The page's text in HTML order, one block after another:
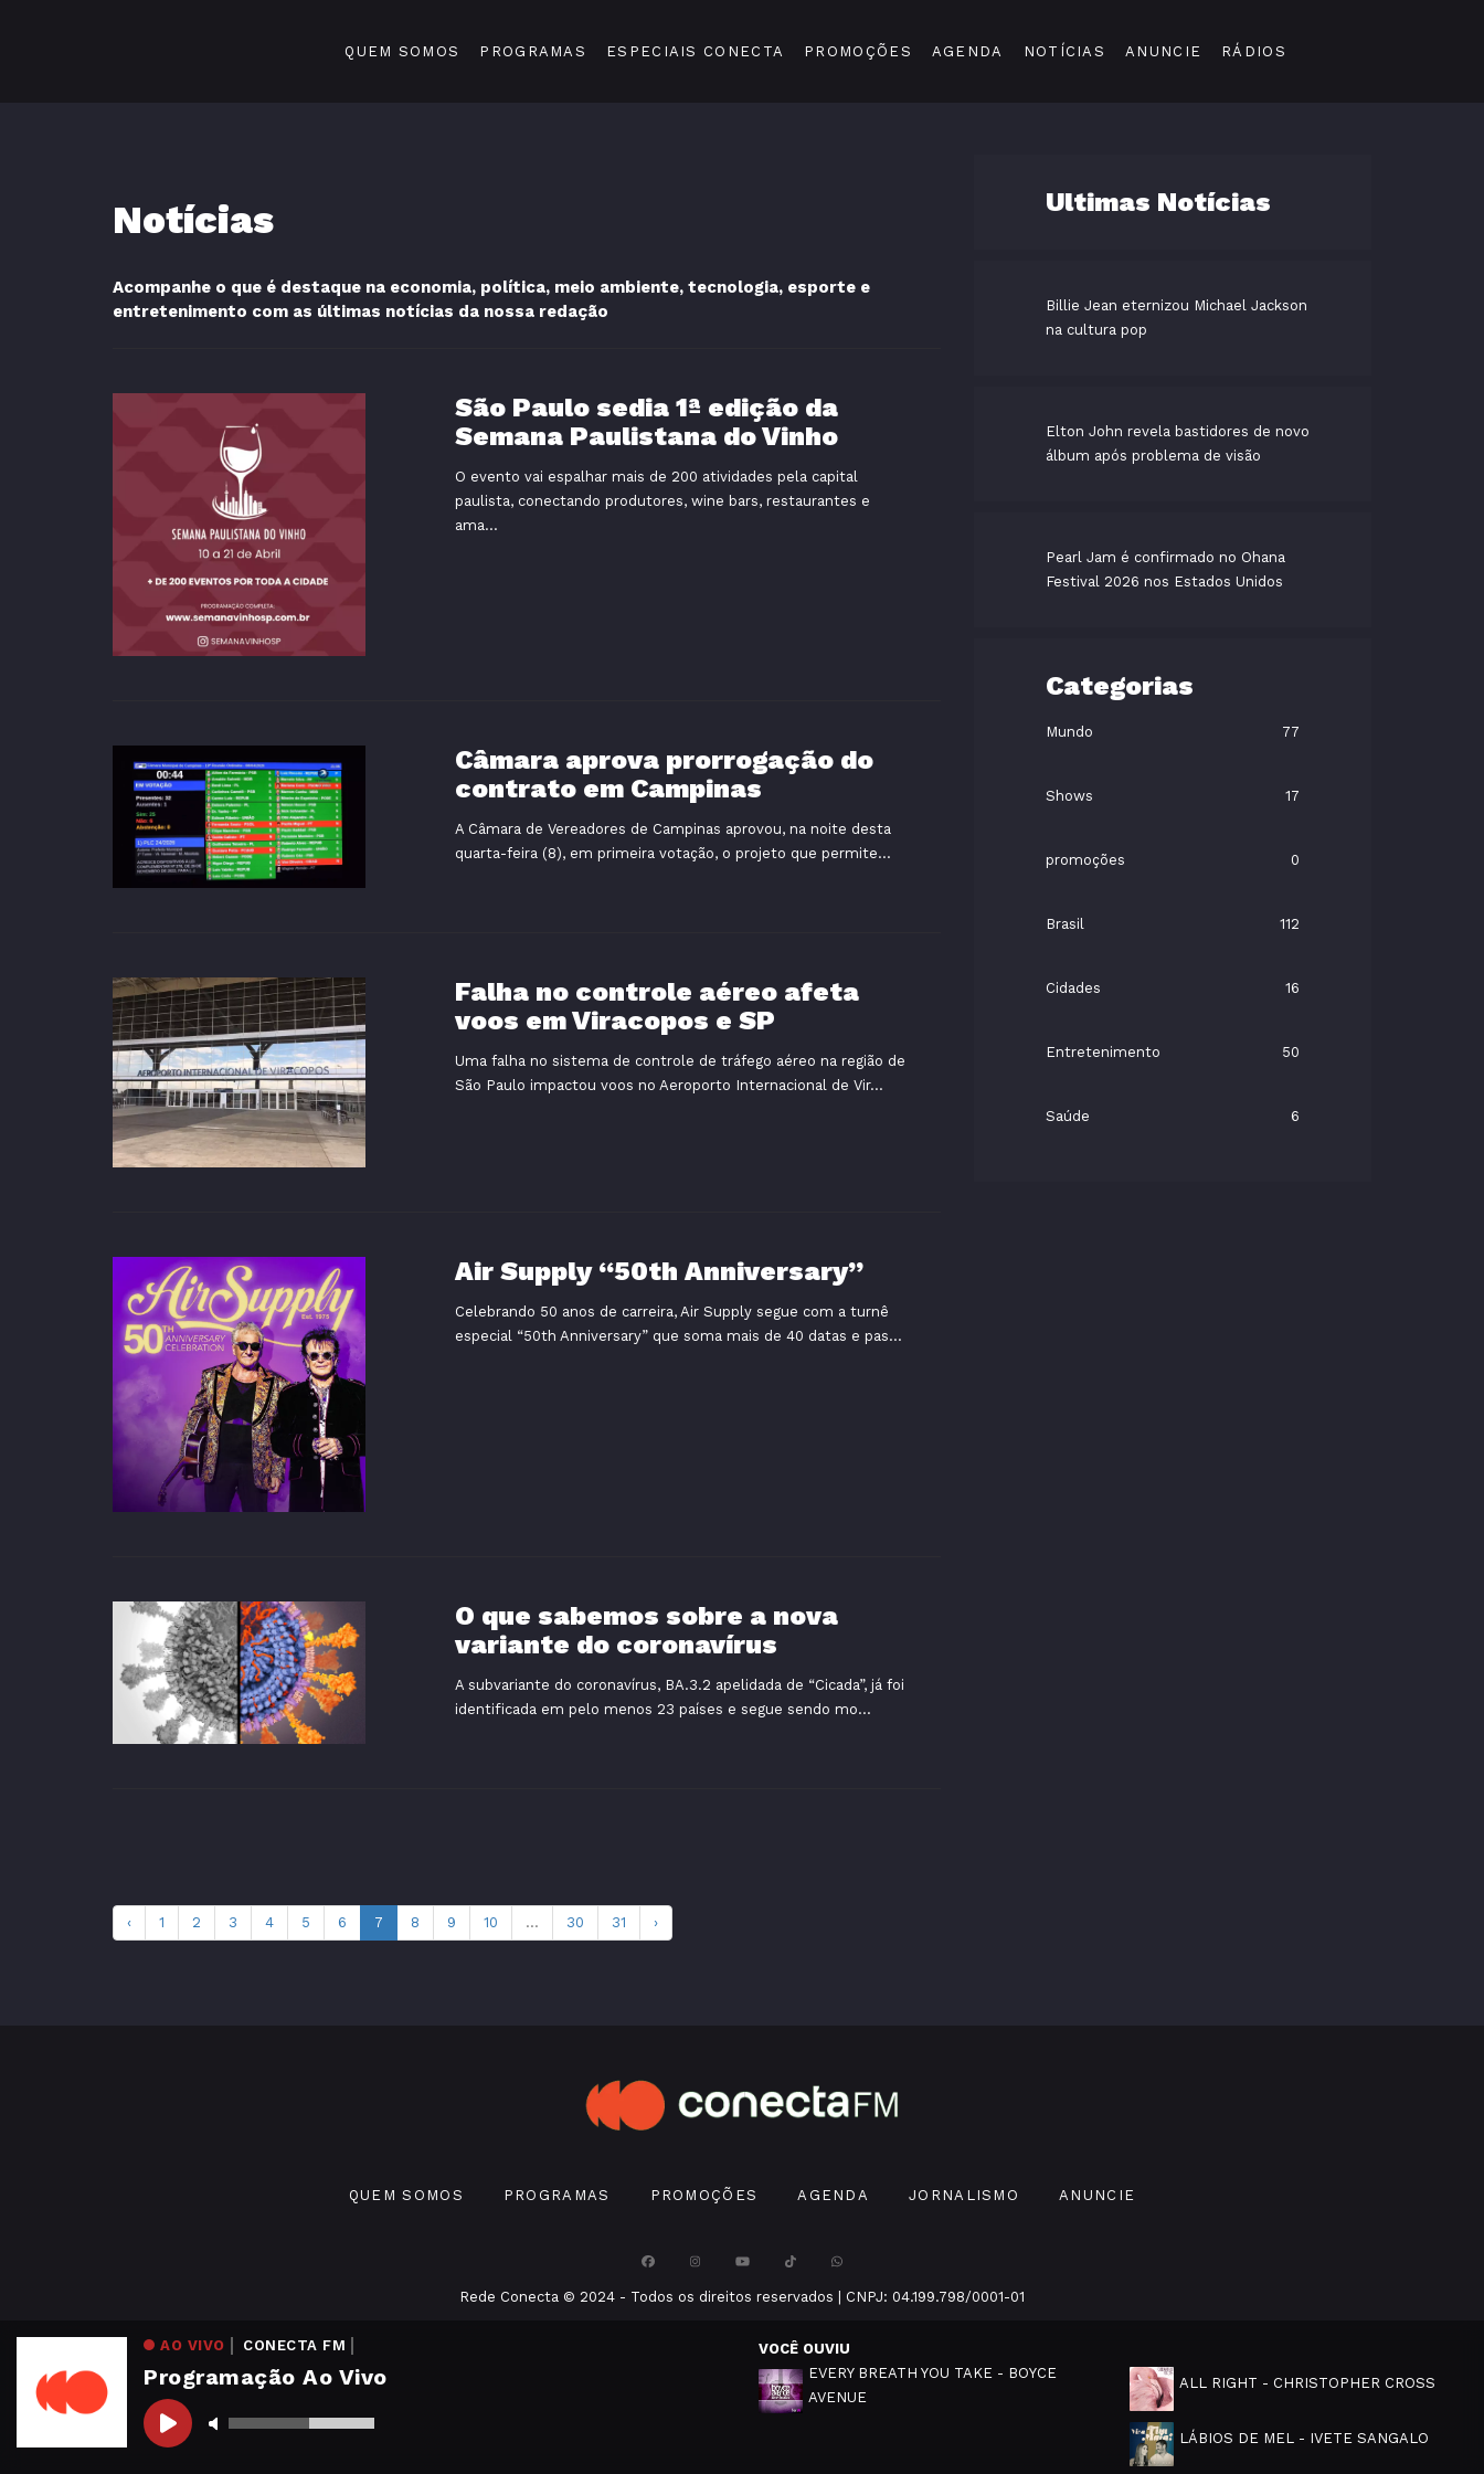
QUEM SOMOS PROGRAMAS ESPECIAIS CONECTA PROMOÇÕES AGENDA NOTÍCIAS ANUNCIE RÁDIOS
Notícias
Acompanhe o que é destaque na economia, política, meio ambiente, tecnologia, esporte e
entretenimento com as últimas notícias da nossa redação
São Paulo sedia 1ª edição da
Semana Paulistana do Vinho
O evento vai espalhar mais de 200 atividades pela capital
paulista, conectando produtores, wine bars, restaurantes e
ama...
Câmara aprova prorrogação do
contrato em Campinas
A Câmara de Vereadores de Campinas aprovou, na noite desta
quarta-feira (8), em primeira votação, o projeto que permite...
Falha no controle aéreo afeta
voos em Viracopos e SP
Uma falha no sistema de controle de tráfego aéreo na região de
São Paulo impactou voos no Aeroporto Internacional de Vir...
Air Supply “50th Anniversary”
Celebrando 50 anos de carreira, Air Supply segue com a turnê
especial “50th Anniversary” que soma mais de 40 datas e pas...
O que sabemos sobre a nova
variante do coronavírus
A subvariante do coronavírus, BA.3.2 apelidada de “Cicada”, já foi
identificada em pelo menos 23 países e segue sendo mo...
‹ 1 2 3 4 5 6 7 8 9 10 ... 30 31 ›
Ultimas Notícias
Billie Jean eternizou Michael Jackson
na cultura pop
Elton John revela bastidores de novo
álbum após problema de visão
Pearl Jam é confirmado no Ohana
Festival 2026 nos Estados Unidos
Categorias
Mundo 77
Shows 17
promoções 0
Brasil 112
Cidades 16
Entretenimento 50
Saúde 6
AO VIVO CONECTA FM
Programação Ao Vivo
VOCÊ OUVIU
EVERY BREATH YOU TAKE - BOYCE
AVENUE
ALL RIGHT - CHRISTOPHER CROSS
LÁBIOS DE MEL - IVETE SANGALO
QUEM SOMOS PROGRAMAS PROMOÇÕES AGENDA JORNALISMO ANUNCIE
Rede Conecta © 2024 - Todos os direitos reservados | CNPJ: 04.199.798/0001-01